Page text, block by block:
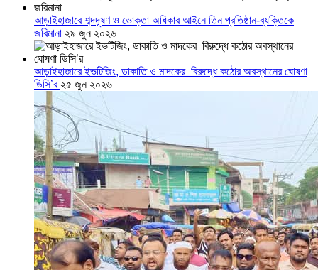
আড়াইহাজারে শব্দদূষণ ও ভোক্তা অধিকার আইনে তিন প্রতিষ্ঠান-ব্যক্তিকে
জরিমানা ২৯ জুন ২০২৬
আড়াইহাজারে ইভটিজিং, ডাকাতি ও মাদকের বিরুদ্ধে কঠোর অবস্থানের ঘোষণা
ডিসি’র ২৫ জুন ২০২৬